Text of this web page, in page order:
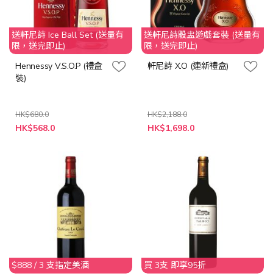
送軒尼詩 Ice Ball Set (送量有
限，送完即止)
Hennessy V.S.O.P (禮盒
裝)
HK$680.0
特
殊
HK$568.0
送軒尼詩骰盅遊戲套裝 (送量有
限，送完即止)
軒尼詩 X.O (連新禮盒)
HK$2,188.0
特
殊
HK$1,698.0
$888 / 3 支指定美酒
買 3支 即享95折